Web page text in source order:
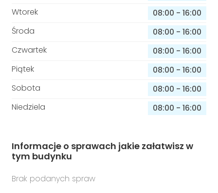
Wtorek
08:00 - 16:00
Środa
08:00 - 16:00
Czwartek
08:00 - 16:00
Piątek
08:00 - 16:00
Sobota
08:00 - 16:00
Niedziela
08:00 - 16:00
Informacje o sprawach jakie załatwisz w
tym budynku
Brak podanych spraw